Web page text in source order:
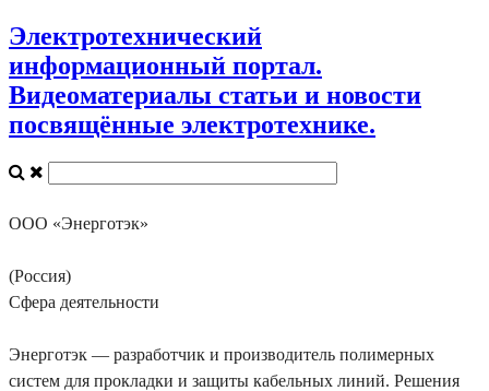
Электротехнический
информационный портал.
Видеоматериалы статьи и новости
посвящённые электротехнике.
ООО «Энерготэк»
(Россия)
Сфера деятельности
Энерготэк — разработчик и производитель полимерных
систем для прокладки и защиты кабельных линий. Решения